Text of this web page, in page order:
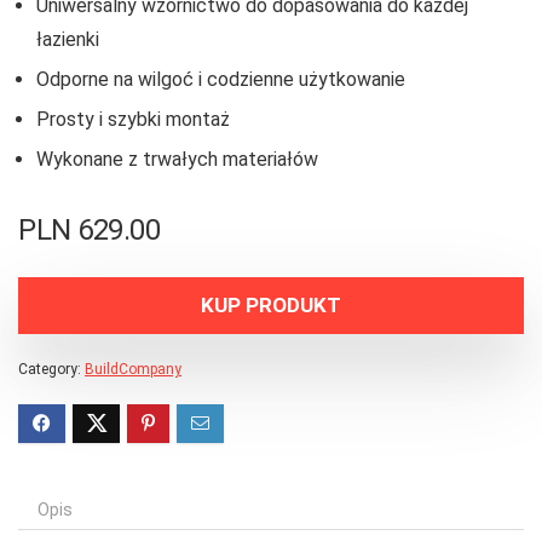
Uniwersalny wzornictwo do dopasowania do każdej
łazienki
Odporne na wilgoć i codzienne użytkowanie
Prosty i szybki montaż
Wykonane z trwałych materiałów
PLN 629.00
KUP PRODUKT
Category: BuildCompany
Opis